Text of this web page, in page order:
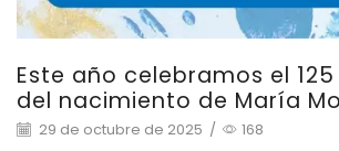
Este año celebramos el
del nacimiento de María
29 de octubre de 2025 / 168